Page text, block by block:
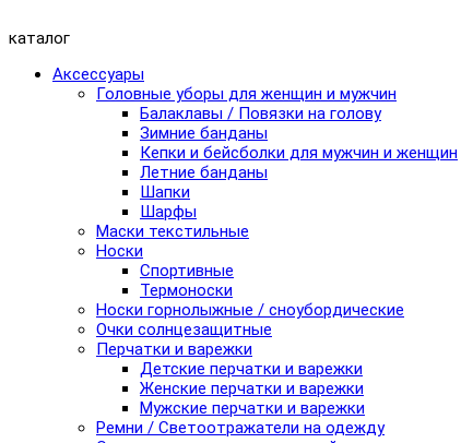
каталог
Аксессуары
Головные уборы для женщин и мужчин
Балаклавы / Повязки на голову
Зимние банданы
Кепки и бейсболки для мужчин и женщин
Летние банданы
Шапки
Шарфы
Маски текстильные
Носки
Спортивные
Термоноски
Носки горнолыжные / сноубордические
Очки солнцезащитные
Перчатки и варежки
Детские перчатки и варежки
Женские перчатки и варежки
Мужские перчатки и варежки
Ремни / Светоотражатели на одежду